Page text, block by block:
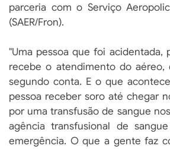
parceria com o Serviço
(SAER/Fron).
"Uma pessoa que foi acidentada,
recebe o atendimento do aéreo,
segundo conta. E o que
pessoa receber soro até chegar
por uma transfusão de sangue
agência transfusional de
emergência. O que a gente faz